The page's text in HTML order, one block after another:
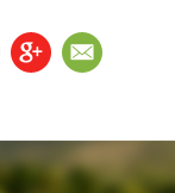
G+ EM